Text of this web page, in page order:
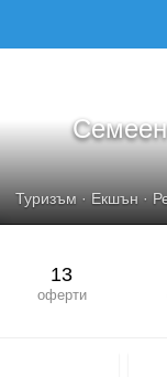
Семеен
Туризъм · Екшън ·
13
оферти